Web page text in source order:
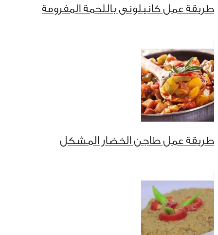
طريقة عمل كانيلونى باللحمة المفرومة
طريقة عمل طاجن الخضار المشكل